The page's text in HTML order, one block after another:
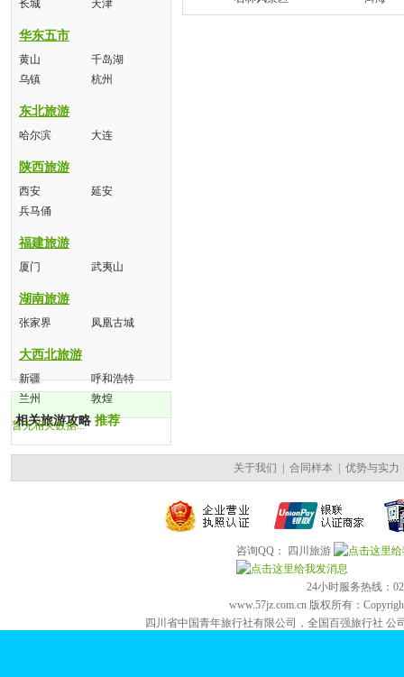
长城
天津
华东五市
黄山
千岛湖
乌镇
杭州
东北旅游
哈尔滨 大连
陕西旅游
西安
延安
兵马俑
福建旅游
厦门 武夷山
湖南旅游
张家界 凤凰古城
大西北旅游
新疆
呼和浩特
兰州
敦煌
相关旅游攻略推荐
暂无相关数据...
关于我们 合同样本 优势与实力
咨询QQ： 四川旅游
24小时服务热线：
www.57jz.com.cn 版权所有：
四川省中国青年旅行社有限公司，全国百强旅行社